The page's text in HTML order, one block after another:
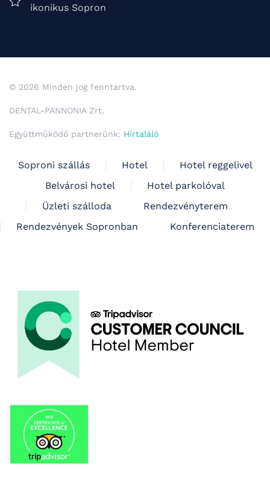
ikonikus Sopron
© 2026 Minden jog fenntartva.
DENTAL-PANNONIA Zrt.
Együttműködő partnerünk: Hírtaláló
Soproni szállás Hotel
Hotel reggelivel
Belvárosi hotel
Hotel parkolóval
Üzleti szálloda
Rendezvényterem
Rendezvények Sopronban
Konferenciaterem